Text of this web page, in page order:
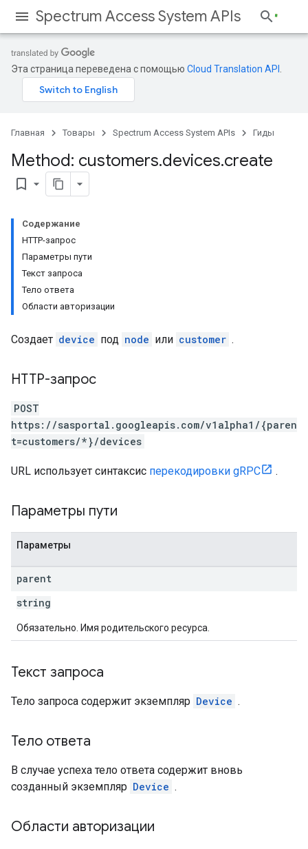
Spectrum Access System APIs
Эта страница переведена с помощью Cloud Translation API
Главная Товары Spectrum Access System APIs Гиды
Method: customers.devices.create
bookmark_border
Содержание
HTTP-запрос
Параметры пути
Текст запроса
Тело ответа
Области авторизации
Создает device под node или customer .
HTTP-запрос
POST
https://sasportal.googleapis.com/v1alpha1/{paren
t=customers/*}/devices
URL использует синтаксис перекодировки gRPC .
Параметры пути
Параметры
parent
string
Обязательно. Имя родительского ресурса.
Текст запроса
Тело запроса содержит экземпляр Device .
Тело ответа
В случае успеха тело ответа содержит вновь
созданный экземпляр Device .
Области авторизации